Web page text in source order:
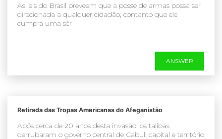
As leis do Brasil preveem que a posse de armas possa ser
direcionada a qualquer cidadão, contanto que ele
cumpra uma sér
ANSWER
Retirada das Tropas Americanas do Afeganistão
Após cerca de 20 anos desta invasão, os talibãs
derrubaram o governo central de Cabul, capital e território